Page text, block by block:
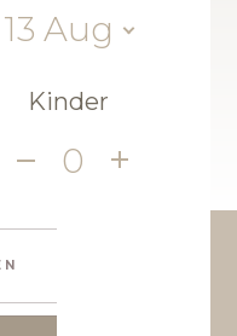
13 Aug
Kinder
0